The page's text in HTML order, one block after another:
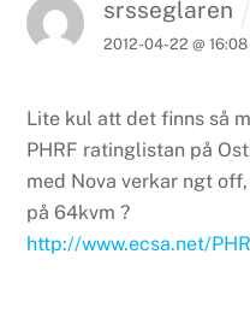
srsseglaren
2012-04-22 @ 16:08
Lite kul att det finns så
PHRF ratinglistan på
med Nova verkar ngt
på 64kvm ?
http://www.ecsa.net/